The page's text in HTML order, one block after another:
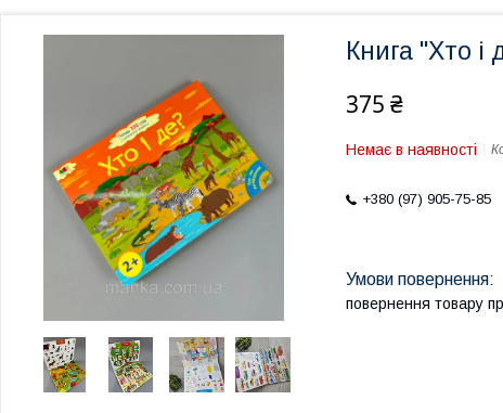
Книга "Хто
375 ₴
Немає в наявності
+380 (97) 905-75-85
повернення товару